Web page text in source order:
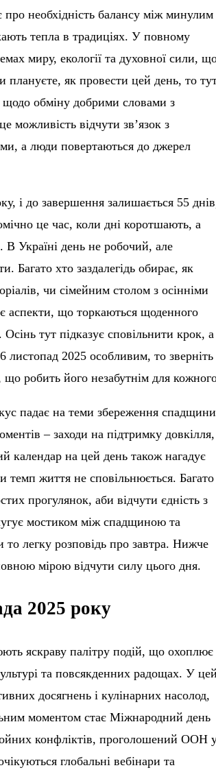
необхідність балансу між минулим
тепла в традиціях. У повному
миру, екології та духовної сили,
плануєте, як провести цей день, то
щодо обміну добрими словами з
можливість відчути зв’язок з
а люди повертаються до джерел
і до завершення залишається 55
це час, коли дні коротшають, а
В Україні день не робочий, але
Багато хто заздалегідь обирає, як
чи сімейним столом з осінніми
аспекти, що торкаються щоденного
тут підказує сповільнити крок, а
листопад 2025 особливим, то зверніть
що робить його незабутнім для
падає на теми збереження спадщини
– заходи на підтримку довкілля,
календар на цей день також нагадує
темп життя не сповільнюється. Багато
прогулянок, аби відчути єдність з
мостиком між спадщиною та
легку розповідь про завтра. Нижче
мірою відчути силу цього дня.
2025 року
яскраву палітру подій, що охоплює
та повсякденних радощах. У цей
досягнень і кулінарних насолод,
моментом стає Міжнародний день
конфліктів, проголошений ООН
глобальні вебінари та